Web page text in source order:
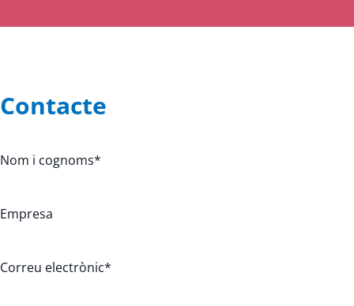
Contacte
Nom i cognoms*
Empresa
Correu electrònic*